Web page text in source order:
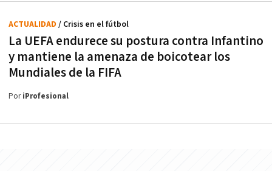
La UEFA endurece su postura contra Infantino
y mantiene la amenaza de boicotear los
Mundiales de la FIFA
ACTUALIDAD / Crisis en el fútbol
PoriProfesional